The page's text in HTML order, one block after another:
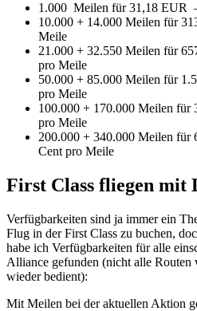
1.000 Meilen für 31,18 EUR
10.000 + 14.000 Meilen für
Meile
21.000 + 32.550 Meilen für
pro Meile
50.000 + 85.000 Meilen für
pro Meile
100.000 + 170.000 Meilen
pro Meile
200.000 + 340.000 Meilen
Cent pro Meile
First Class fliegen mit
Verfügbarkeiten sind ja immer ein
Flug in der First Class zu buchen,
habe ich Verfügbarkeiten für alle
Alliance gefunden (nicht alle Routen
wieder bedient):
Mit Meilen bei der aktuellen Aktion